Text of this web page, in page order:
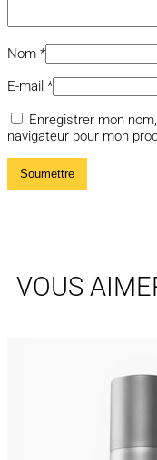
Nom *
E-mail *
Enregistrer mon
navigateur pour mon
VOUS